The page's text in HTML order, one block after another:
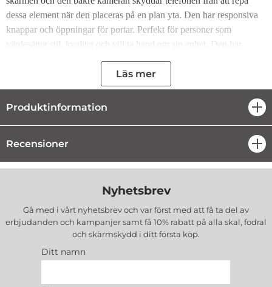
dessa element när den placeras på en plan yta. Den har responsiva
knappar och öppningar för portar. Perfekt för personer som
värdesätter stil, kvalitet och vill ta hand om sin enhet. Den har
oavsiktlig skada, den kommer att lagra de mest nödvändiga korten
eller sedlarna, den kommer att förvandlas till ett stativ för bekvämt
tittande på film. Den kombinerar fodral, plånbok och skydd.
Viktiga fördelar med Magnet Flip-fodralet till Google Pixel 7:
Du behöver inte ta med dig plånboken. Fodralet har
invändiga fack som rymmer kort och sedlar
oavsiktliga fall. Silikonformen håller smarttelefonen bra,
och läderfodralet skyddar mot repor
Du kan bekvämt se en film eller läsa en text på din telefon.
Fodralet kan förvandlas till ett stativ
Fodralet har en elegant design som fungerar i alla situationer. Det
Läs mer
Produktinformation
Recensioner
Nyhetsbrev
Gå med i vårt nyhetsbrev och var först med att få ta del av
erbjudanden och kampanjer samt få 10% rabatt på alla skal, fodral
och skärmskydd i ditt första köp.
Ditt namn